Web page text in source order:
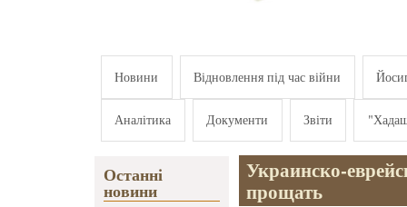
Новини Відновлення під час війни
Аналітика Документи Звіти
Останні
новини
Украинско-
прощать